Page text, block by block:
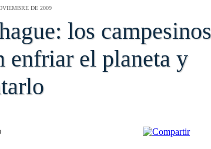
DE 2009
los campesinos
enfriar el planeta y